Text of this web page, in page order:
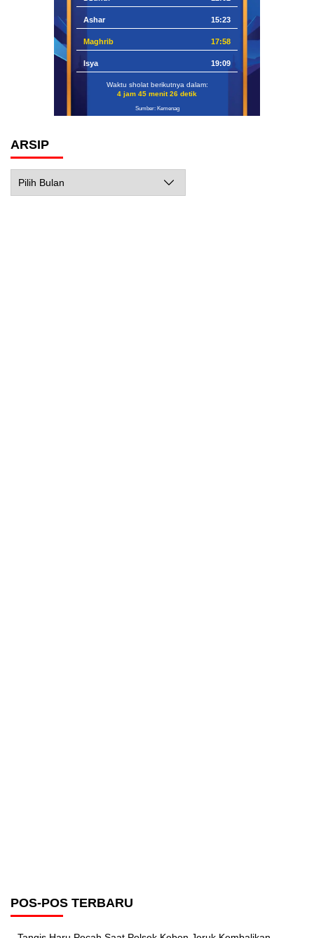
Ashar 15:23
Maghrib 17:58
Isya 19:09
Waktu sholat berikutnya dalam:
4 jam 45 menit 25 detik
Sumber: Kemenag
ARSIP
POS-POS TERBARU